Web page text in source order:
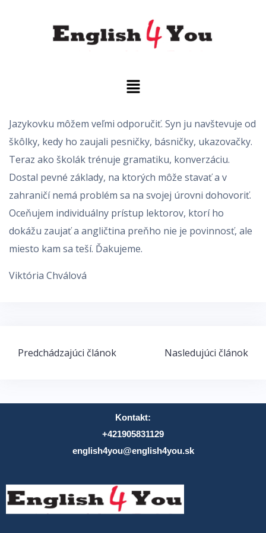
Jazykovku môžem veľmi odporučiť. Syn ju navštevuje od
škôlky, kedy ho zaujali pesničky, básničky, ukazovačky.
Teraz ako školák trénuje gramatiku, konverzáciu.
Dostal pevné základy, na ktorých môže stavať a v
zahraničí nemá problém sa na svojej úrovni dohovoriť.
Oceňujem individuálny prístup lektorov, ktorí ho
dokážu zaujať a angličtina preňho nie je povinnosť, ale
miesto kam sa teší. Ďakujeme.
Viktória Chválová
Predchádzajúci článok Nasledujúci článok
Kontakt:
+421905831129
english4you@english4you.sk